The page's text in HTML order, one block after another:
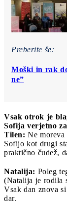
Preberite še:
Moški in rak
ne”
Vsak otrok je
Sofija verjetno
Tilen: Ne
Sofijo kot drugi
praktično čudež,
Natalija: Poleg
(Natalija je rodila
Vsak dan znova
dar.